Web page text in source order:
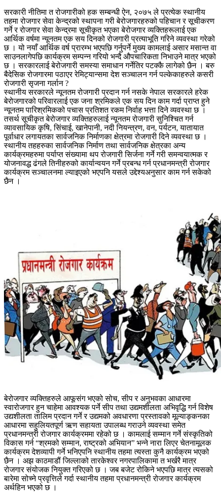
सरकारी नीतिमा त रोजगारीको हक सम्बन्धी ऐन, २०७५ ले प्रत्येक स्थानीय
तहमा रोजगार सेवा केन्द्रको स्थापना गरी बेरोजगारहरुको पहिचान र सूचीकरण
गर्ने र रोजगार सेवा केन्द्रमा सूचीकृत भएका बेरोजगार व्यक्तिहरूलाई एक
आर्थिक वर्षमा न्यूनतम एक सय दिनको रोजगारी प्रत्याभूति गरिने व्यवस्था गरेको
छ । यो नयाँ आर्थिक वर्ष प्रारम्भ भएपछि गर्नुपर्ने मुख्य कामलाई असार मसान्त वा
साउनलागेपछि कार्यक्रम सम्पन्न गरियो भन्दै औपचारिकता निभाउने मात्र भएको
छ । सरकारलाई बेरोजगारी समस्या समाधान गर्नेतिर पटक्कै लागेको छैन । बरु
बैदेसिक रोजगारमा पठाएर रेमिट्यान्समा देश सञ्चालन गर्न पल्केकाहरुले कसरी
रोजगारी सृजना गर्लान ?
स्थानीय सरकारले न्यूनतम रोजगारी प्रदान गर्न नसके नेपाल सरकारले हरेक
बेरोजगारको परिवारलाई एक जना श्रमिकले एक सय दिन काम गर्दा प्राप्त हुने
न्यूनतम पारिश्रमिकको पचास प्रतिशत रकम निर्वाह भत्ता दिने व्यवस्था छ ।
तसर्थ सूचीकृत बेरोजगार व्यक्तिहरुलाई न्यूनतम रोजगारी सुनिश्चित गर्न
व्यावसायिक कृषि, सिंचाई, खानेपानी, नदी नियन्त्रण, वन, पर्यटन, यातायात
पूर्वाधार लगायतका सार्वजनिक निर्माणका क्षेत्रमा रोजगारी दिने व्यवस्था छ ।
स्थानीय तहहरुका सार्वजनिक निर्माण तथा सार्वजनिक क्षेत्रका अन्य
कार्यक्रमहरुमा पर्याप्त संख्यामा थप रोजगारी सिर्जना गर्ने गरी समन्वयात्मक र
योजनावद्ध ढंगले तिनीहरुको कार्यान्वयन गर्ने प्रबन्ध गर्न प्रधानमन्त्री रोजगार
कार्यक्रम सञ्चालनमा ल्याइएको भएपनि यसले उद्देश्यअनुसार काम गर्न सकेको
छैन ।
बेरोजगार व्यक्तिहरुले आफूसंग भएको सोच, सीप र अनुभवका आधारमा
स्वारोजगार हुन चाहेमा आवश्यक पर्ने सीप तथा उद्यमशीलता अभिवृद्धि गर्न विशेष
उद्यशीलता तालिम प्रदान गर्ने र उद्यमको अवधारणा प्रस्तावको मूल्याङ्कनका
आधारमा सहुलियतपूर्ण ऋण सहायता उपालब्ध गराउने व्यवस्था समेत
प्रधानमन्त्री रोजगार कार्यक्रममा रहेको छ । कामलाई सम्मान गर्ने संस्कृतिको
विकास गर्न “श्रमको सम्मान, राष्ट्रको अभियान” भन्ने नारा लिएर चेतनामूलक
कार्यक्रम देशव्यापी गर्ने भनिएपनि स्थानीय तहमा त्यस्ता कुनै कार्यक्रम भएको
छैन । अझ काठमाडौं जिल्लाको तारकेश्वर नगरपालिकामा त भर्खरै मात्र
रोजगार संयोजक नियुक्त गरिएको छ । जब बजेट रोकिने भएपछि मात्र त्यसको
बारेमा सोच्ने प्रवृत्तिले गर्दा स्थानीय तहमा प्रधानमन्त्री रोजगार कार्यक्रम
अर्थहिन भएको छ ।